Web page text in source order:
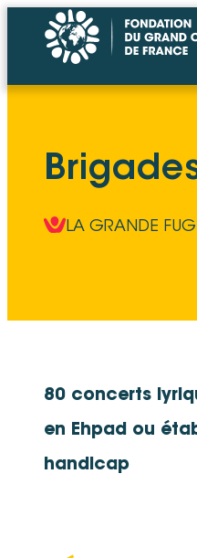
LA GRANDE
80 concerts
en Ehpad ou
handicap